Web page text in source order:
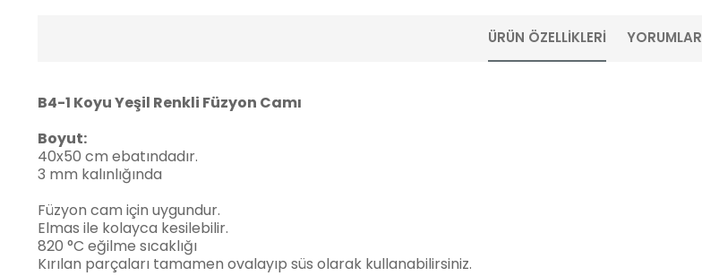
ÜRÜN ÖZELLIKLERI YORUMLAR
B4-1 Koyu Yeşil Renkli Füzyon Camı
Boyut:
40x50 cm ebatındadır.
3 mm kalınlığında
Füzyon cam için uygundur.
Elmas ile kolayca kesilebilir.
820 °C eğilme sıcaklığı
Kırılan parçaları tamamen ovalayıp süs olarak kullanabilirsiniz.